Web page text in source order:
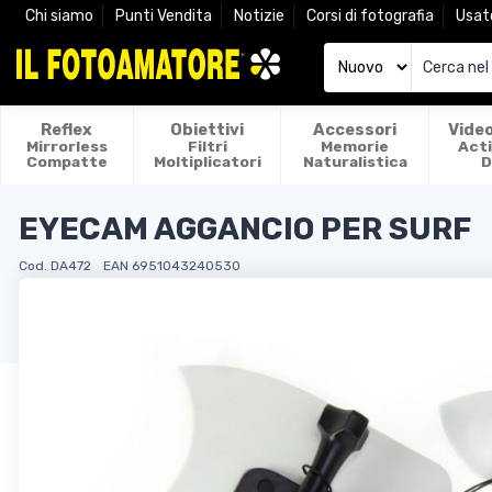
Chi siamo Punti Vendita Notizie Corsi di fotografia
Reflex
Mirrorless
Compatte
Obiettivi
Filtri
Moltiplicatori
Accessori
Memorie
Naturalistica
EYECAM AGGANCIO PER SURF
Cod. DA472 EAN 6951043240530